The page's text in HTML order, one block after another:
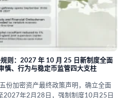
则：2027 年 10 月 25 日新制度全面
慎、行为与稳定币监管四大支柱
份加密资产最终政策声明，确立全面
2027年2月28日，强制制度10月25日